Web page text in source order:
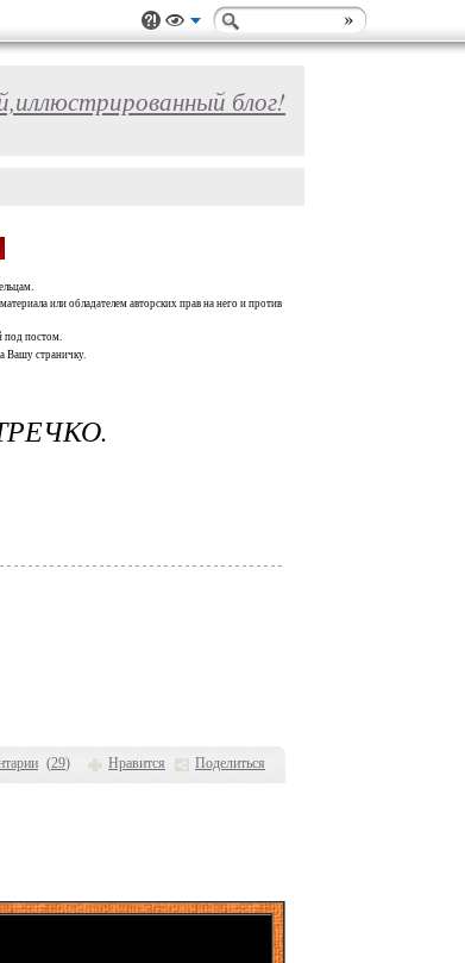
блог!
или обладателем авторских прав на него и против
под постом.
Вашу страничку.
(29) Нравится Поделиться